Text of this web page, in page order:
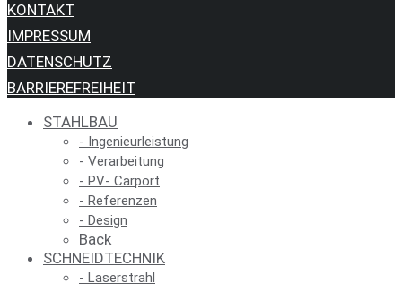
KONTAKT
IMPRESSUM
DATENSCHUTZ
BARRIEREFREIHEIT
STAHL­BAU
- Inge­nieur­leis­tung
- Ver­ar­bei­tung
- PV- Carport
- Refe­ren­zen
- Design
Back
SCHNEID­TECH­NIK
- Laser­strahl